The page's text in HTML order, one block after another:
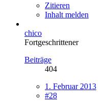
Zitieren
Inhalt melden
chico
Fortgeschrittener
Beiträge
404
1. Februar 2013
#28